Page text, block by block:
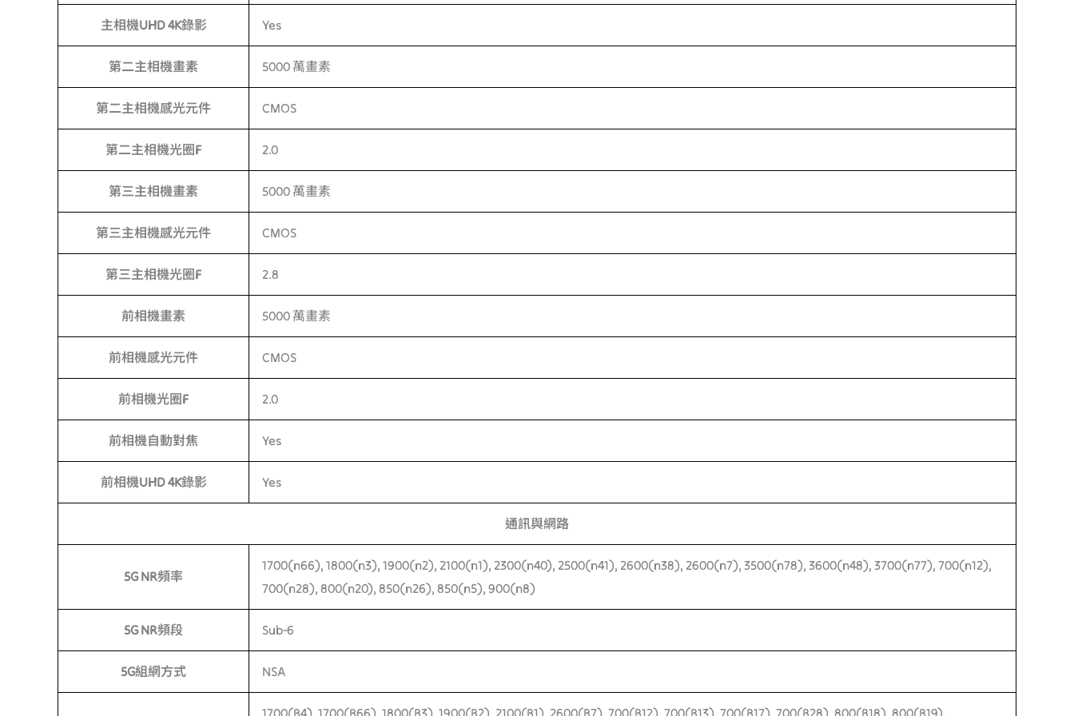
主相機UHD 4K錄影 Yes
第二主相機畫素 5000 萬畫素
第二主相機感光元件 CMOS
第二主相機光圈F 2.0
第三主相機畫素 5000 萬畫素
第三主相機感光元件 CMOS
第三主相機光圈F 2.8
前相機畫素 5000 萬畫素
前相機感光元件 CMOS
前相機光圈F 2.0
前相機自動對焦 Yes
前相機UHD 4K錄影 Yes
通訊與網路
5G NR頻率
1700(n66), 1800(n3), 1900(n2), 2100(n1), 2300(n40), 2500(n41), 2600(n38), 2600(n7), 3500(n78), 3600(n48), 3700(n77), 700(n12),
700(n28), 800(n20), 850(n26), 850(n5), 900(n8)
5G NR頻段 Sub-6
5G組網方式 NSA
1700(B4), 1700(B66), 1800(B3), 1900(B2), 2100(B1), 2600(B7), 700(B12), 700(B13), 700(B17), 700(B28), 800(B18), 800(B19),